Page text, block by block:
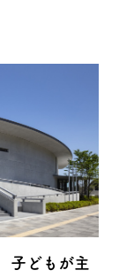
子どもが主